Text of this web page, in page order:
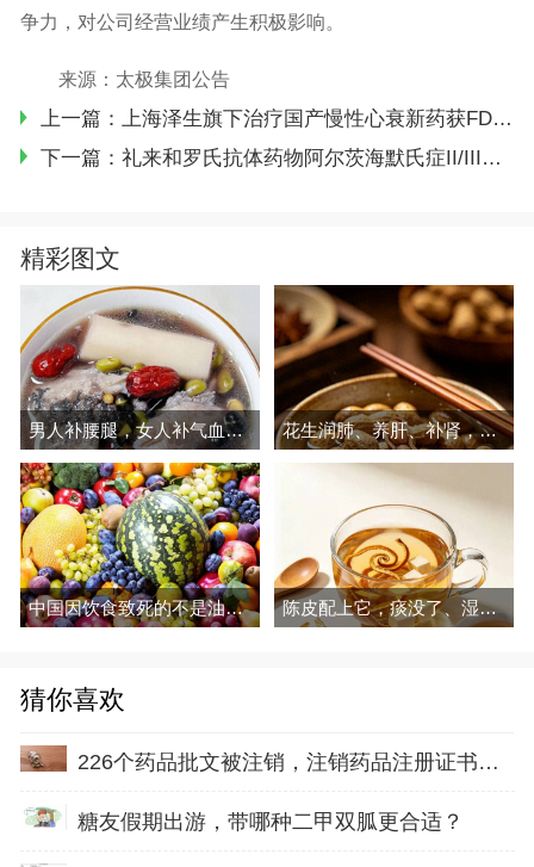
争力，对公司经营业绩产生积极影响。
来源：太极集团公告
上一篇：上海泽生旗下治疗国产慢性心衰新药获FDA快速通道认定
下一篇：礼来和罗氏抗体药物阿尔茨海默氏症II/III研究失败！
精彩图文
男人补腰腿，女人补气血，建议多吃 花生润肺、养肝、补肾，现在吃正好
中国因饮食致死的不是油和糖，这三种吃法才是真要命 陈皮配上它，痰没了、湿走了，越喝越润
猜你喜欢
226个药品批文被注销，注销药品注册证书是什么原因？
糖友假期出游，带哪种二甲双胍更合适？